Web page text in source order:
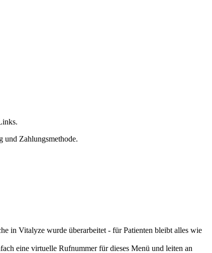
und Zahlungsmethode.
in Vitalyze wurde überarbeitet - für Patienten bleibt alles wie
eine virtuelle Rufnummer für dieses Menü und leiten an